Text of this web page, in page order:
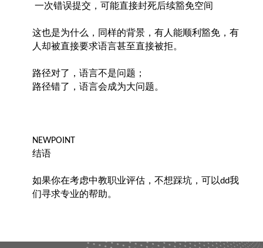
一次错误提交，可能直接封死后续豁免空间
这也是为什么，同样的背景，有人能顺利豁免，有
人却被直接要求语言甚至直接被拒。
路径对了，语言不是问题；
路径错了，语言会成为大问题。
NEWPOINT
结语
如果你在考虑中教职业评估，不想踩坑，可以dd我
们寻求专业的帮助。